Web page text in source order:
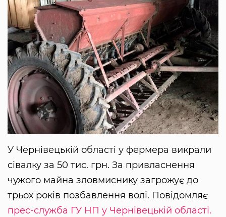
У Чернівецькій області у фермера викрали
сівалку за 50 тис. грн. За привласнення
чужого майна зловмиснику загрожує до
трьох років позбавлення волі. Повідомляє
прес-служба ГУ НП у Чернівецькій області.